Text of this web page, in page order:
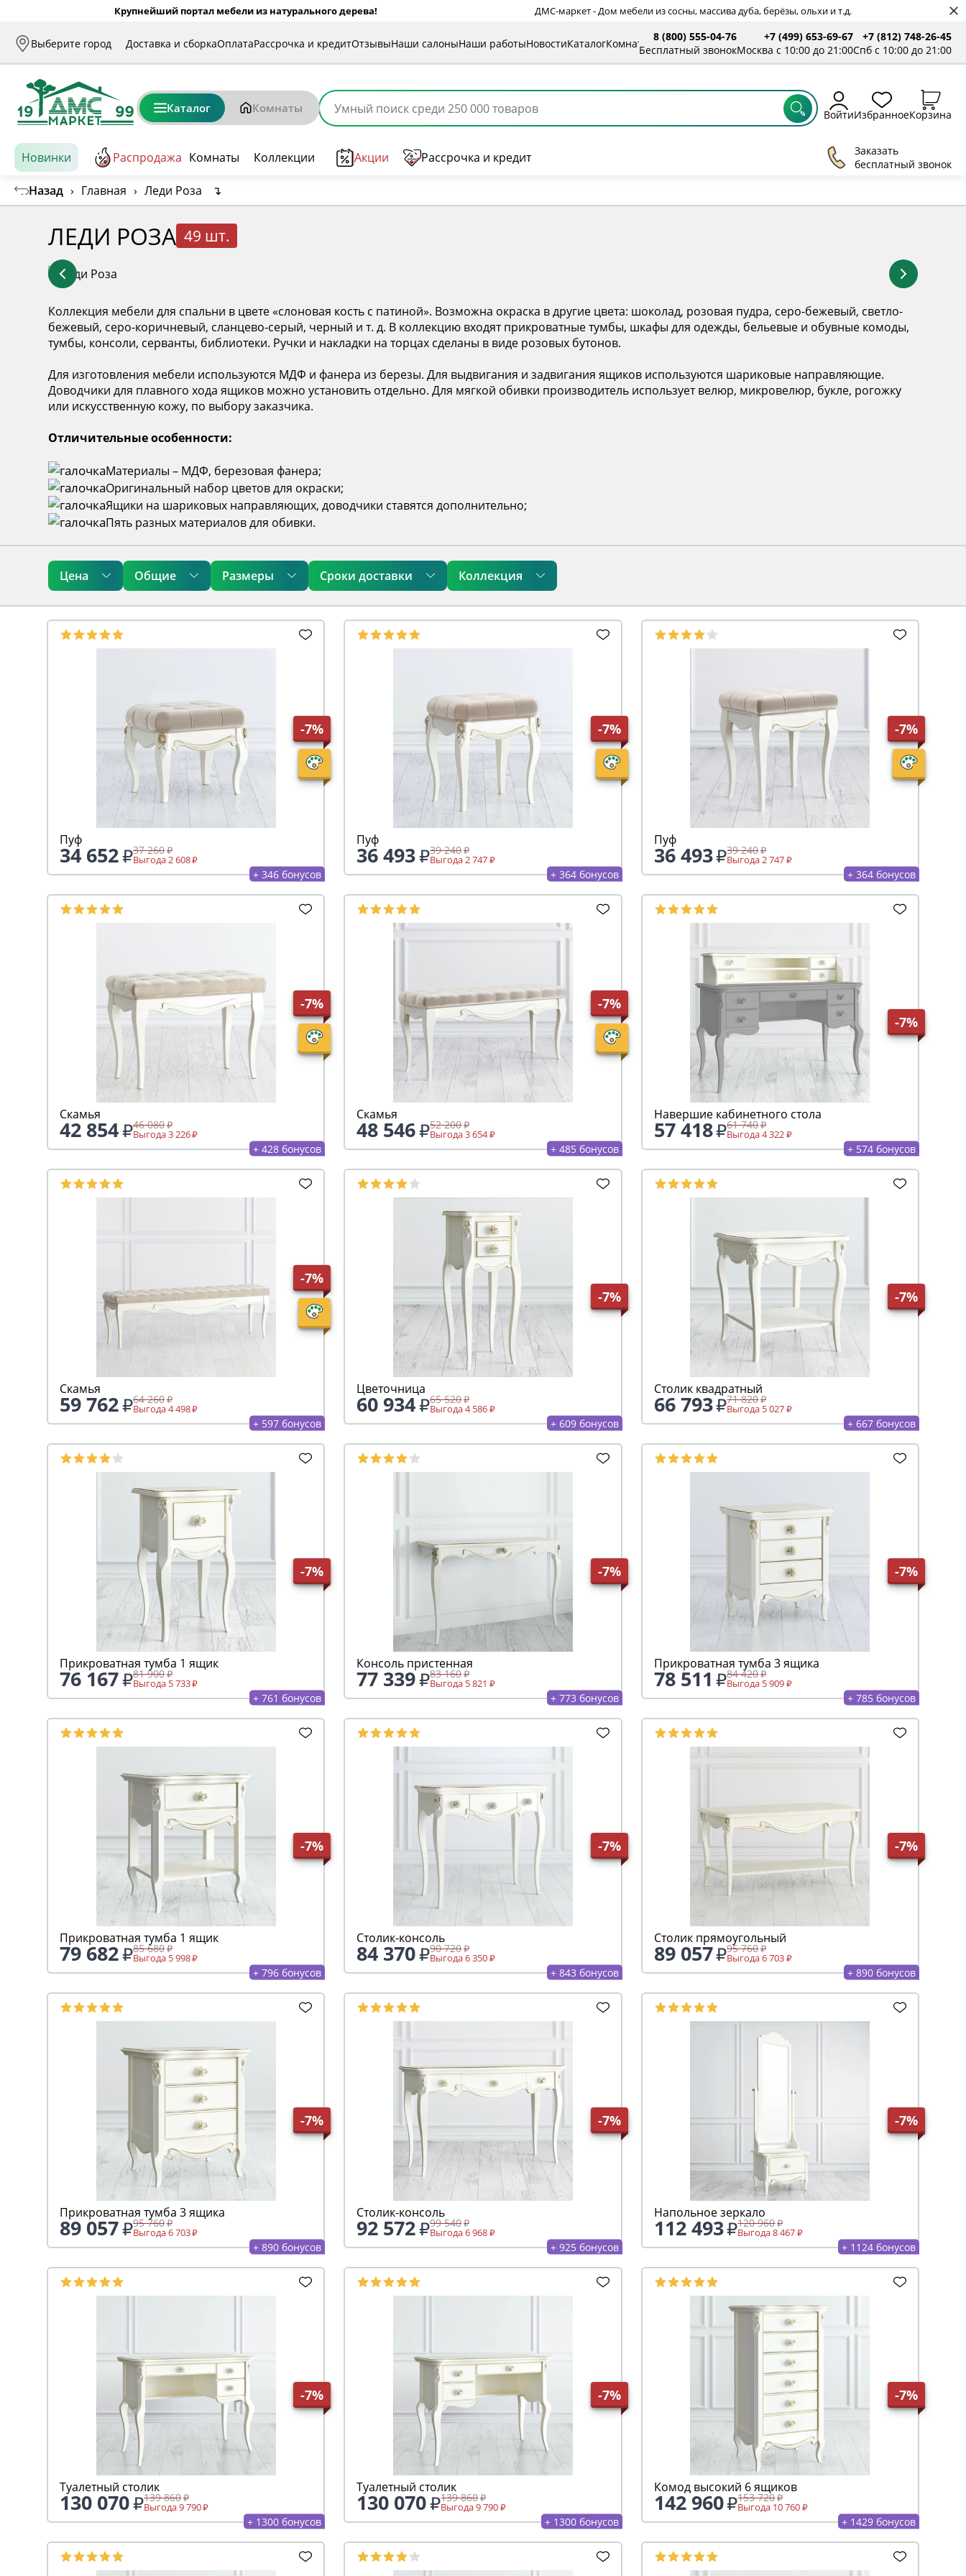
Крупнейший портал мебели из натурального дерева! ДМС-маркет - Дом мебели из сосны, массива дуба, берёзы, ольхи и т.д.
Выберите город Доставка и сборкаОплатаРассрочка и кредитОтзывыНаши салоныНаши работыНовостиКаталогКомнаты
8 (800) 555-04-76
Бесплатный звонок
+7 (499) 653-69-67
Москва с 10:00 до 21:00
+7 (812) 748-26-45
Спб с 10:00 до 21:00
Каталог Комнаты ВойтиИзбранноеКорзина
Новинки Распродажа Комнаты Коллекции Акции Рассрочка и кредит
Заказать
бесплатный звонок
Назад › Главная › Леди Роза ↴
ЛЕДИ РОЗА 49 шт.
Коллекция мебели для спальни в цвете «слоновая кость с патиной». Возможна окраска в другие цвета: шоколад, розовая пудра, серо-бежевый, светло-
бежевый, серо-коричневый, сланцево-серый, черный и т. д. В коллекцию входят прикроватные тумбы, шкафы для одежды, бельевые и обувные комоды,
тумбы, консоли, серванты, библиотеки. Ручки и накладки на торцах сделаны в виде розовых бутонов.
Для изготовления мебели используются МДФ и фанера из березы. Для выдвигания и задвигания ящиков используются шариковые направляющие.
Доводчики для плавного хода ящиков можно установить отдельно. Для мягкой обивки производитель использует велюр, микровелюр, букле, рогожку
или искусственную кожу, по выбору заказчика.
Отличительные особенности:
Материалы – МДФ, березовая фанера;
Оригинальный набор цветов для окраски;
Ящики на шариковых направляющих, доводчики ставятся дополнительно;
Пять разных материалов для обивки.
Цена Общие Размеры Сроки доставки Коллекция
-7%
Пуф
34 652 37 260
Выгода 2 608
+ 346 бонусов
-7%
Пуф
36 493 39 240
Выгода 2 747
+ 364 бонусов
-7%
Пуф
36 493 39 240
Выгода 2 747
+ 364 бонусов
-7%
Скамья
42 854 46 080
Выгода 3 226
+ 428 бонусов
-7%
Скамья
48 546 52 200
Выгода 3 654
+ 485 бонусов
-7%
Навершие кабинетного стола
57 418 61 740
Выгода 4 322
+ 574 бонусов
-7%
Скамья
59 762 64 260
Выгода 4 498
+ 597 бонусов
-7%
Цветочница
60 934 65 520
Выгода 4 586
+ 609 бонусов
-7%
Столик квадратный
66 793 71 820
Выгода 5 027
+ 667 бонусов
-7%
Прикроватная тумба 1 ящик
76 167 81 900
Выгода 5 733
+ 761 бонусов
-7%
Консоль пристенная
77 339 83 160
Выгода 5 821
+ 773 бонусов
-7%
Прикроватная тумба 3 ящика
78 511 84 420
Выгода 5 909
+ 785 бонусов
-7%
Прикроватная тумба 1 ящик
79 682 85 680
Выгода 5 998
+ 796 бонусов
-7%
Столик-консоль
84 370 90 720
Выгода 6 350
+ 843 бонусов
-7%
Столик прямоугольный
89 057 95 760
Выгода 6 703
+ 890 бонусов
-7%
Прикроватная тумба 3 ящика
89 057 95 760
Выгода 6 703
+ 890 бонусов
-7%
Столик-консоль
92 572 99 540
Выгода 6 968
+ 925 бонусов
-7%
Напольное зеркало
112 493 120 960
Выгода 8 467
+ 1124 бонусов
-7%
Туалетный столик
130 070 139 860
Выгода 9 790
+ 1300 бонусов
-7%
Туалетный столик
130 070 139 860
Выгода 9 790
+ 1300 бонусов
-7%
Комод высокий 6 ящиков
142 960 153 720
Выгода 10 760
+ 1429 бонусов